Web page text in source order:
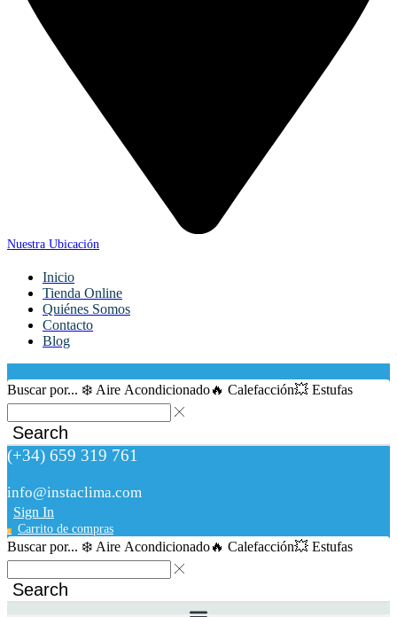
Nuestra Ubicación
Inicio
Tienda Online
Quiénes Somos
Contacto
Blog
Buscar por... ❄️ Aire Acondicionado🔥 Calefacción💥 Estufas
Search
(+34) 659 319 761
info@instaclima.com
Sign In
0 Carrito de compras
Buscar por... ❄️ Aire Acondicionado🔥 Calefacción💥 Estufas
Search